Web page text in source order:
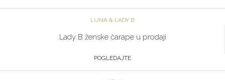
LUNA & LADY B
Lady B ženske čarape u prodaji
POGLEDAJTE